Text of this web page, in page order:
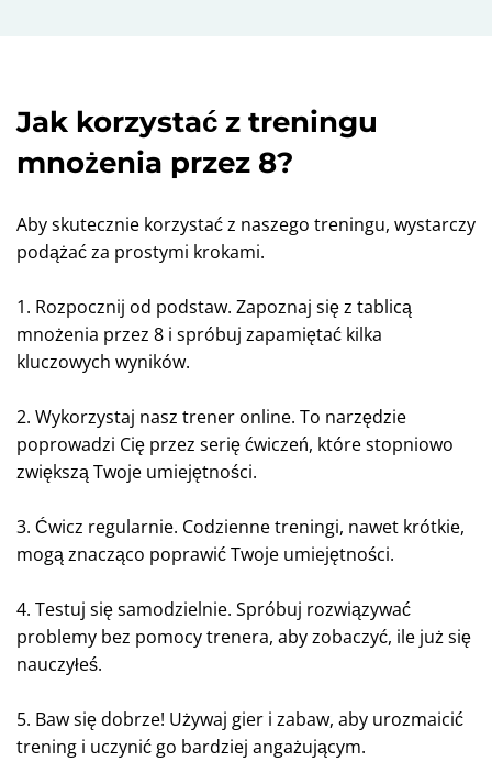
Jak korzystać z treningu
mnożenia przez 8?
Aby skutecznie korzystać z naszego treningu, wystarczy
podążać za prostymi krokami.
1. Rozpocznij od podstaw. Zapoznaj się z tablicą
mnożenia przez 8 i spróbuj zapamiętać kilka
kluczowych wyników.
2. Wykorzystaj nasz trener online. To narzędzie
poprowadzi Cię przez serię ćwiczeń, które stopniowo
zwiększą Twoje umiejętności.
3. Ćwicz regularnie. Codzienne treningi, nawet krótkie,
mogą znacząco poprawić Twoje umiejętności.
4. Testuj się samodzielnie. Spróbuj rozwiązywać
problemy bez pomocy trenera, aby zobaczyć, ile już się
nauczyłeś.
5. Baw się dobrze! Używaj gier i zabaw, aby urozmaicić
trening i uczynić go bardziej angażującym.